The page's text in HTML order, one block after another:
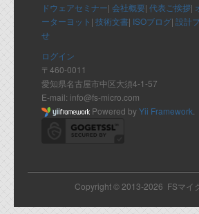
ドウェアセミナー| 会社概要| 代表ご挨拶|
ーターヨット | 技術文書| ISOブログ| 設計
せ
ログイン
〒460-0011
愛知県名古屋市中区大須4-1-57
E-mail: info@fs-micro.com
Powered byYii Framework
Copyright © 2013-2026 FSマイ